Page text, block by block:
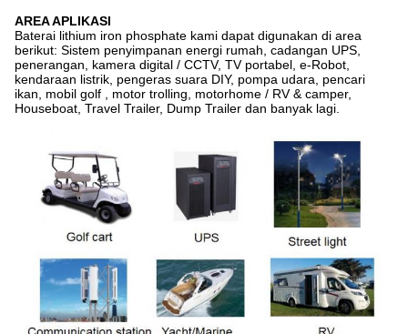
AREA APLIKASI
Baterai lithium iron phosphate kami dapat digunakan di area
berikut: Sistem penyimpanan energi rumah, cadangan UPS,
penerangan, kamera digital / CCTV, TV portabel, e-Robot,
kendaraan listrik, pengeras suara DIY, pompa udara, pencari
ikan, mobil golf , motor trolling, motorhome / RV & camper,
Houseboat, Travel Trailer, Dump Trailer dan banyak lagi.